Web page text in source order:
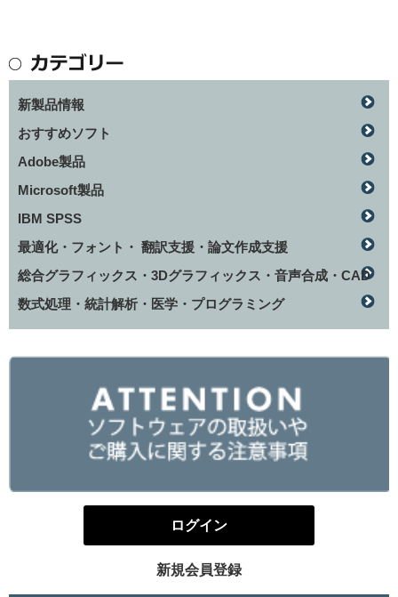
新製品情報
おすすめソフト
Adobe製品
Microsoft製品
IBM SPSS
最適化・フォント・ 翻訳支援・論文作成支援
総合グラフィックス・3Dグラフィックス・音声合成・CAD
数式処理・統計解析・医学・プログラミング
ログイン
新規会員登録